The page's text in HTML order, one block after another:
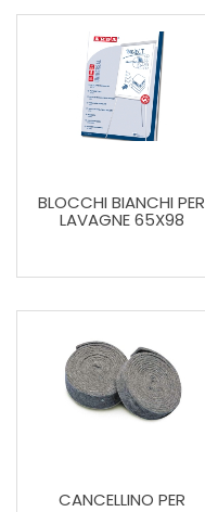
BLOCCHI BIANCHI PER
LAVAGNE 65X98
CANCELLINO PER